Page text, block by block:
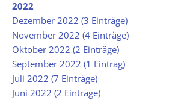
2022
Dezember 2022 (3 Einträge)
November 2022 (4 Einträge)
Oktober 2022 (2 Einträge)
September 2022 (1 Eintrag)
Juli 2022 (7 Einträge)
Juni 2022 (2 Einträge)